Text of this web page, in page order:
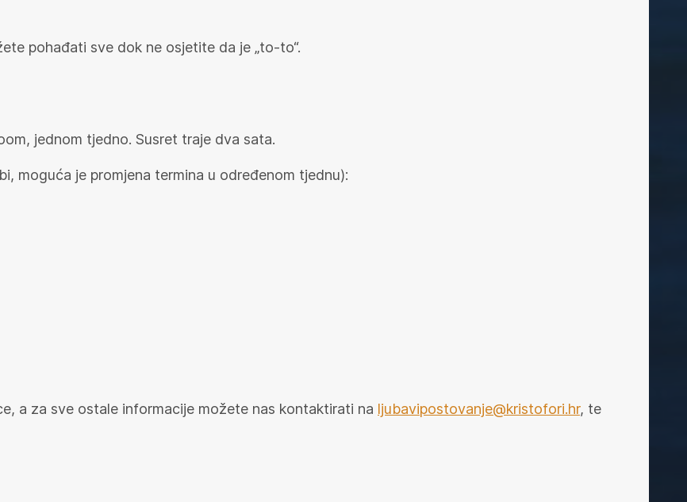
pohađati sve dok ne osjetite da je „to-to“.
jednom tjedno. Susret traje dva sata.
moguća je promjena termina u određenom tjednu):
a za sve ostale informacije možete nas kontaktirati na ljubavipostovanje@kristofori.hr, te